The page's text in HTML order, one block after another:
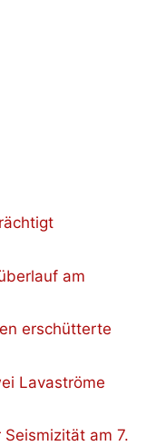
am
erschütterte
Lavaströme
am 7.